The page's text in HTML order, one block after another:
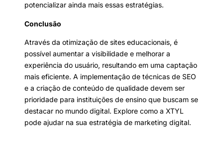
potencializar ainda mais essas estratégias.
Conclusão
Através da otimização de sites educacionais, é
possível aumentar a visibilidade e melhorar a
experiência do usuário, resultando em uma captação
mais eficiente. A implementação de técnicas de SEO
e a criação de conteúdo de qualidade devem ser
prioridade para instituições de ensino que buscam se
destacar no mundo digital. Explore como a XTYL
pode ajudar na sua estratégia de marketing digital.